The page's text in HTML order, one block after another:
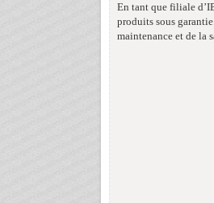
En tant que filiale
produits sous
maintenance et de la